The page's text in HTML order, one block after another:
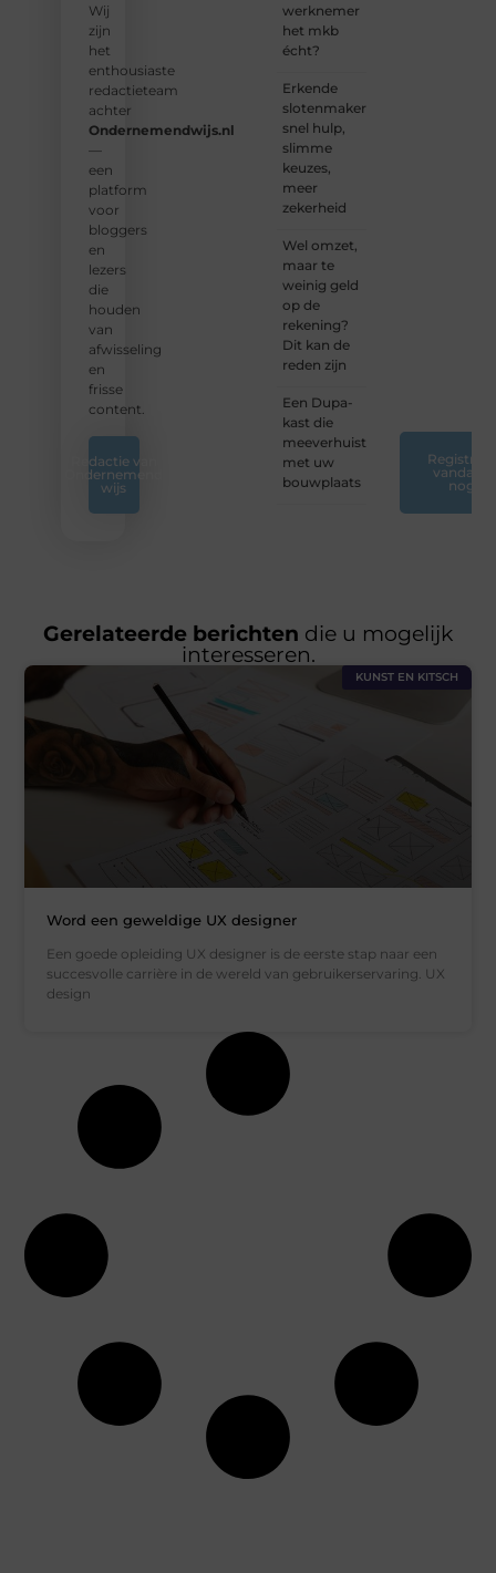
Wij
zijn
het
enthousiaste
redactieteam
achter
Ondernemendwijs.nl
—
een
platform
voor
bloggers
en
lezers
die
houden
van
afwisseling
en
frisse
content.
Redactie van
Ondernemend
wijs
werknemer
het mkb
écht?
Erkende
slotenmakers:
snel hulp,
slimme
keuzes,
meer
zekerheid
Wel omzet,
maar te
weinig geld
op de
rekening?
Dit kan de
reden zijn
Een Dupa-
kast die
meeverhuist
met uw
bouwplaats
Registreer
vandaag
nog
Gerelateerde berichten die u mogelijk
interesseren.
KUNST EN KITSCH
Word een geweldige UX designer
Een goede opleiding UX designer is de eerste stap naar een
succesvolle carrière in de wereld van gebruikerservaring. UX
design